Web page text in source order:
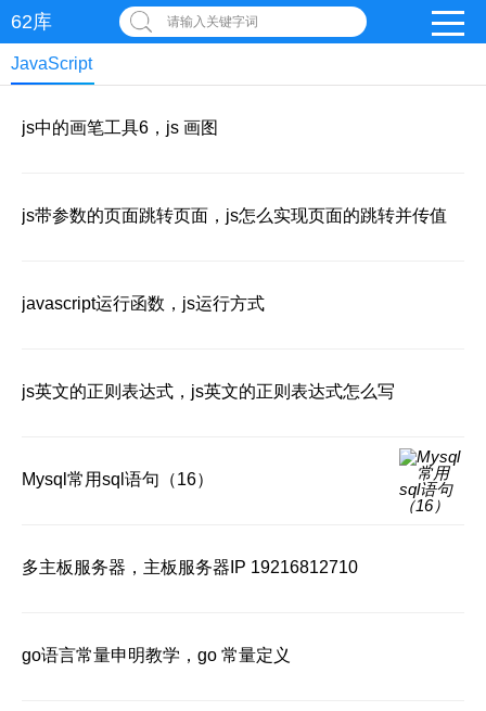
62库 请输入关键字词
JavaScript
js中的画笔工具6，js 画图
js带参数的页面跳转页面，js怎么实现页面的跳转并传值
javascript运行函数，js运行方式
js英文的正则表达式，js英文的正则表达式怎么写
Mysql常用sql语句（16）
多主板服务器，主板服务器IP 19216812710
go语言常量申明教学，go 常量定义